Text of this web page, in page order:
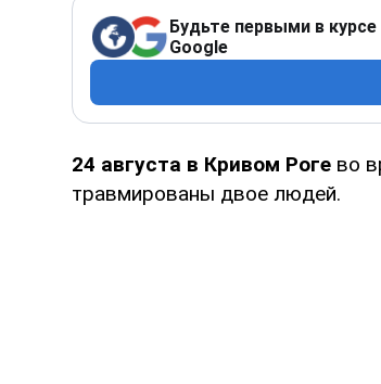
Будьте первыми в
Google
24 августа в Кривом Роге во
травмированы двое людей.